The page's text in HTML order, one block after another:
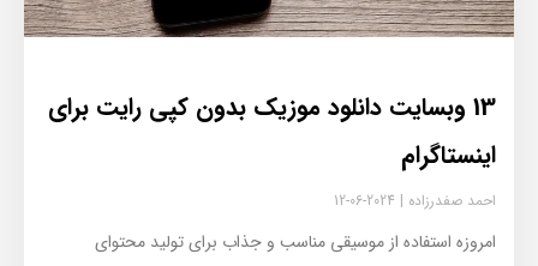
13 وبسایت دانلود موزیک بدون کپی رایت برای
اینستاگرام
احمد صفدرزاده
امروزه استفاده از موسیقی مناسب و جذاب برای تولید محتوای